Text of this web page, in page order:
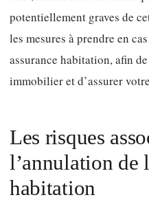
potentiellement graves de
les mesures à prendre en
assurance habitation, afin
immobilier et d’assurer
Les risques
l’annulation de
habitation